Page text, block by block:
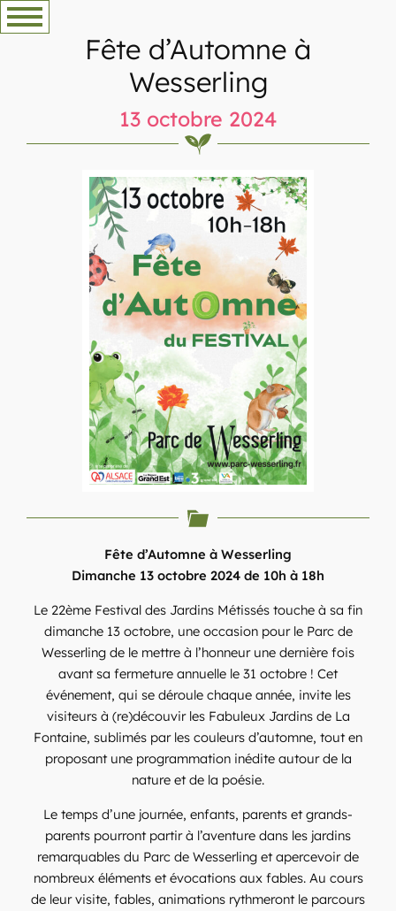
Aller
au
Fête d’Automne à
Wesserling
13 octobre 2024
Fête d’Automne à Wesserling
Dimanche 13 octobre 2024 de 10h à 18h
Le 22ème Festival des Jardins Métissés touche à sa fin
dimanche 13 octobre, une occasion pour le Parc de
Wesserling de le mettre à l’honneur une dernière fois
avant sa fermeture annuelle le 31 octobre ! Cet
événement, qui se déroule chaque année, invite les
visiteurs à (re)découvir les Fabuleux Jardins de La
Fontaine, sublimés par les couleurs d’automne, tout en
proposant une programmation inédite autour de la
nature et de la poésie.
Le temps d’une journée, enfants, parents et grands-
parents pourront partir à l’aventure dans les jardins
remarquables du Parc de Wesserling et apercevoir de
nombreux éléments et évocations aux fables. Au cours
de leur visite, fables, animations rythmeront le parcours